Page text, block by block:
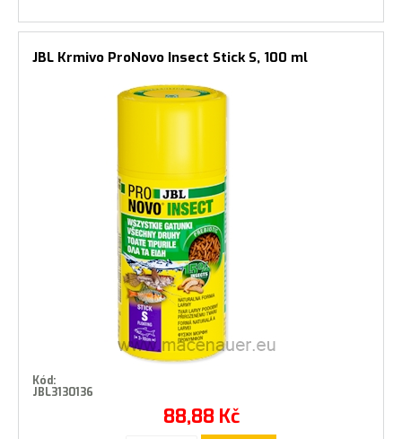
JBL Krmivo ProNovo Insect Stick S, 100 ml
Kód:
JBL3130136
88,88 Kč